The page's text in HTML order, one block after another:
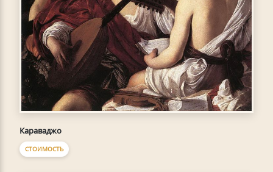
Караваджо
СТОИМОСТЬ